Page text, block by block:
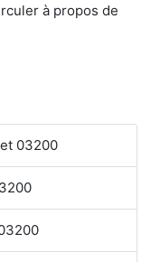
à propos de
03200